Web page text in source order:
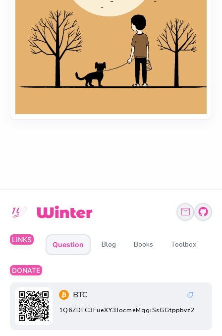
LINKS
Question Blog Books Toolbox
DONATE
BTC
1Q6ZDFC3FueXY3JocmeMqgiSsGGtppbvz2